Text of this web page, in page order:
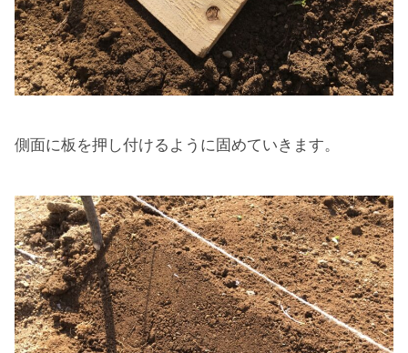
側面に板を押し付けるように固めていきます。